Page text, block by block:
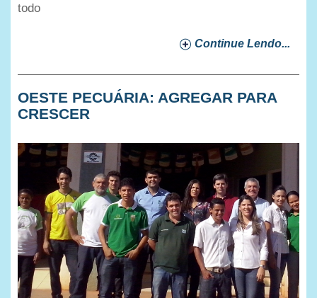
todo
Continue Lendo...
OESTE PECUÁRIA: AGREGAR PARA
CRESCER